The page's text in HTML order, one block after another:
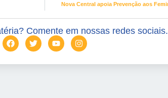
Nova Central apoia Prevenção aos
Comente em nossas redes sociais.